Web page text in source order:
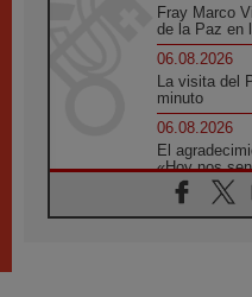
Fray Marco
de la Paz en
06.08.2026
La visita del
minuto
06.08.2026
El
«Hoy nos
06.08.2026
Líbano: